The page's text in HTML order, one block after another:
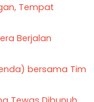
Tempat
Berjalan
bersama Tim